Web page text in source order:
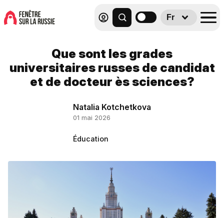
Fr
Que sont les grades
universitaires russes de candidat
et de docteur ès sciences?
Natalia Kotchetkova
01 mai 2026
Éducation